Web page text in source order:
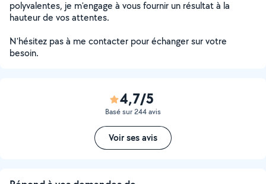
polyvalentes, je m'engage à vous fournir un résultat à la
hauteur de vos attentes.
N'hésitez pas à me contacter pour échanger sur votre
besoin.
4,7/5
Basé sur 244 avis
Voir ses avis